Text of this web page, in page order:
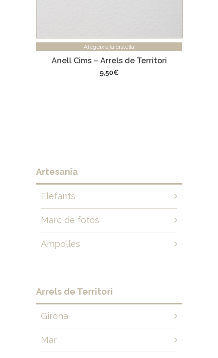
Afegeix a la cistella
Anell Cims – Arrels de Territori
9,50€
Artesania
Elefants
Marc de fotos
Ampolles
Arrels de Territori
Girona
Mar